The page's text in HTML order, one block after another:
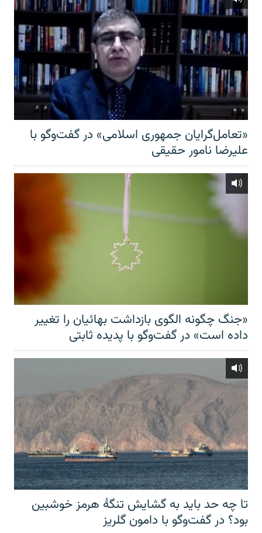
«تعامل‌گرایان جمهوری اسلامی» در گفت‌وگو با
علیرضا نامور حقیقی
«جنگ چگونه الگوی بازداشت بهائیان را تغییر
داده است» در گفت‌وگو با پدیده ثابتی
تا چه حد باید به گشایش تنگهٔ هرمز خوشبین
بود؟ در گفت‌وگو با دامون گلریز